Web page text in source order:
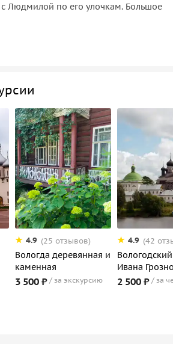
с Людмилой по его улочкам. Большое
4.9 (25 отзывов)
Вологда деревянная и
каменная
3 500 ₽ за экскурсию
4.9 (42
Ивана
2 500 ₽ за